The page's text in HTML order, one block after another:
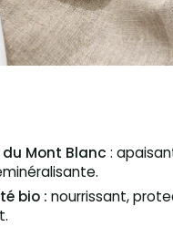
Mont Blanc :
bio : nourrissant,